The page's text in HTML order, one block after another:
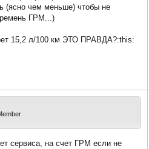
(ясно чем меньше) чтобы не
ГРМ...)
15,2 л/100 км ЭТО ПРАВДА?:this:
сервиса, на счет ГРМ если не